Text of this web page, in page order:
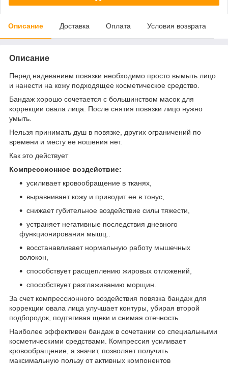
Описание Доставка Оплата Условия возврата
Описание
Перед надеванием повязки необходимо просто вымыть лицо
и нанести на кожу подходящее косметическое средство.
Бандаж хорошо сочетается с большинством масок для
коррекции овала лица. После снятия повязки лицо нужно
умыть.
Нельзя принимать душ в повязке, других ограничений по
времени и месту ее ношения нет.
Как это действует
Компрессионное воздействие:
усиливает кровообращение в тканях,
выравнивает кожу и приводит ее в тонус,
снижает губительное воздействие силы тяжести,
устраняет негативные последствия дневного
функционирования мышц..
восстанавливает нормальную работу мышечных
волокон,
способствует расщеплению жировых отложений,
способствует разглаживанию морщин.
За счет компрессионного воздействия повязка бандаж для
коррекции овала лица улучшает контуры, убирая второй
подбородок, подтягивая щеки и снимая отечность.
Наиболее эффективен бандаж в сочетании со специальными
косметическими средствами. Компрессия усиливает
кровообращение, а значит, позволяет получить
максимальную пользу от активных компонентов